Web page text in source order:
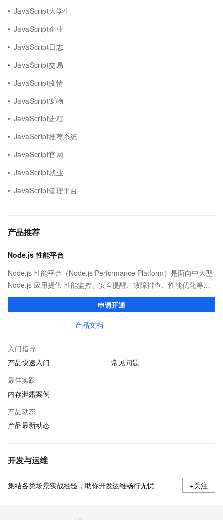
JavaScript大学生
JavaScript企业
JavaScript日志
JavaScript交易
JavaScript疫情
JavaScript宠物
JavaScript进程
JavaScript推荐系统
JavaScript官网
JavaScript就业
JavaScript管理平台
产品推荐
Node.js 性能平台
Node.js 性能平台（Node.js Performance Platform）是面向中大型
Node.js 应用提供 性能监控、安全提醒、故障排查、性能优化等服
务的整体性解决方案。提供完善的工具链和服务，协助客户主动、
申请开通
产品文档
入门指导
产品快速入门
常见问题
最佳实践
内存泄露案例
产品动态
产品最新动态
开发与运维
集结各类场景实战经验，助你开发运维畅行无忧 +关注